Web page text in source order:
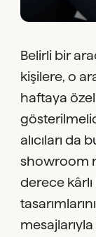
Belirli bir
kişilere, o
haftaya
alıcıları da
showroom
derece kârlı